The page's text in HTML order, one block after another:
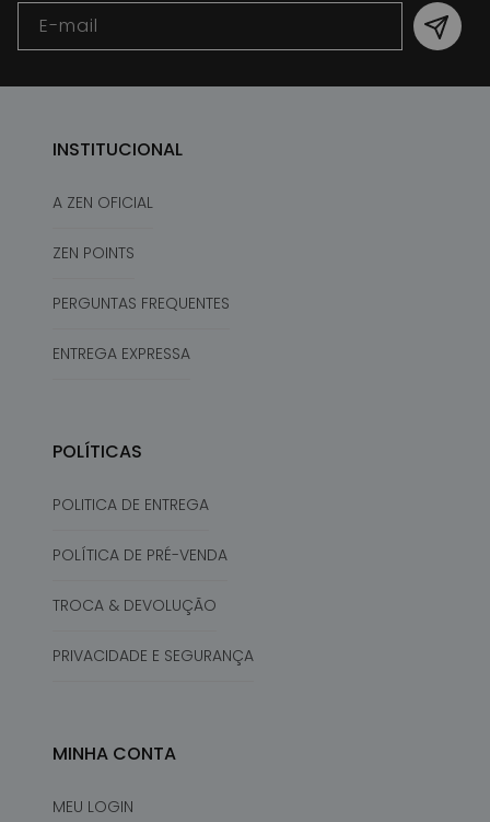
E-mail
INSTITUCIONAL
A ZEN OFICIAL
ZEN POINTS
PERGUNTAS FREQUENTES
ENTREGA EXPRESSA
POLÍTICAS
POLITICA DE ENTREGA
POLÍTICA DE PRÉ-VENDA
TROCA & DEVOLUÇÃO
PRIVACIDADE E SEGURANÇA
MINHA CONTA
MEU LOGIN